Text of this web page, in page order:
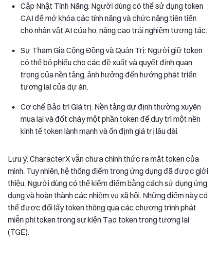
Cập Nhật Tính Năng: Người dùng có thể sử dụng token
CAI để mở khóa các tính năng và chức năng tiên tiến
cho nhân vật AI của họ, nâng cao trải nghiệm tương tác.
Sự Tham Gia Cộng Đồng và Quản Trị: Người giữ token
có thể bỏ phiếu cho các đề xuất và quyết định quan
trọng của nền tảng, ảnh hưởng đến hướng phát triển
tương lai của dự án.
Cơ chế Bảo trì Giá trị: Nền tảng dự định thường xuyên
mua lại và đốt cháy một phần token để duy trì một nền
kinh tế token lành mạnh và ổn định giá trị lâu dài.
Lưu ý: CharacterX vẫn chưa chính thức ra mắt token của
mình. Tuy nhiên, hệ thống điểm trong ứng dụng đã được giới
thiệu. Người dùng có thể kiếm điểm bằng cách sử dụng ứng
dụng và hoàn thành các nhiệm vụ xã hội. Những điểm này có
thể được đổi lấy token thông qua các chương trình phát
miễn phí token trong sự kiện Tạo token trong tương lai
(TGE).